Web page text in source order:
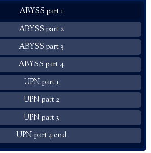
ABYSS part 1
ABYSS part 2
ABYSS part 3
ABYSS part 4
UPN part 1
UPN part 2
UPN part 3
UPN part 4 end